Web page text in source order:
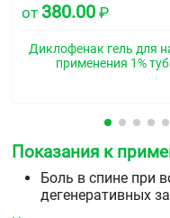
от 380.00 ₽
Диклофенак гель для
применения 1%
Показания к
Боль в спине при
дегенеративных